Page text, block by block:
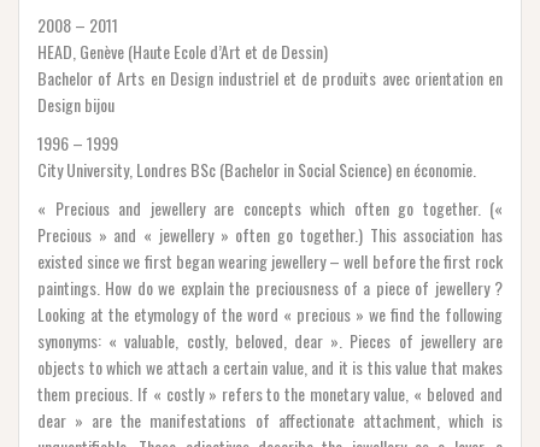
2008 – 2011
HEAD, Genève (Haute Ecole d’Art et de Dessin)
Bachelor of Arts en Design industriel et de produits avec orientation en
Design bijou
1996 – 1999
City University, Londres BSc (Bachelor in Social Science) en économie.
« Precious and jewellery are concepts which often go together. («
Precious » and « jewellery » often go together.) This association has
existed since we first began wearing jewellery – well before the first rock
paintings. How do we explain the preciousness of a piece of jewellery ?
Looking at the etymology of the word « precious » we find the following
synonyms: « valuable, costly, beloved, dear ». Pieces of jewellery are
objects to which we attach a certain value, and it is this value that makes
them precious. If « costly » refers to the monetary value, « beloved and
dear » are the manifestations of affectionate attachment, which is